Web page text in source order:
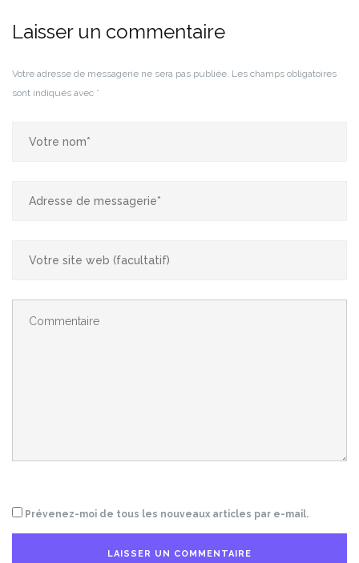
Laisser un commentaire
Votre adresse de messagerie ne sera pas publiée. Les champs obligatoires
sont indiqués avec *
Prévenez-moi de tous les nouveaux articles par e-mail.